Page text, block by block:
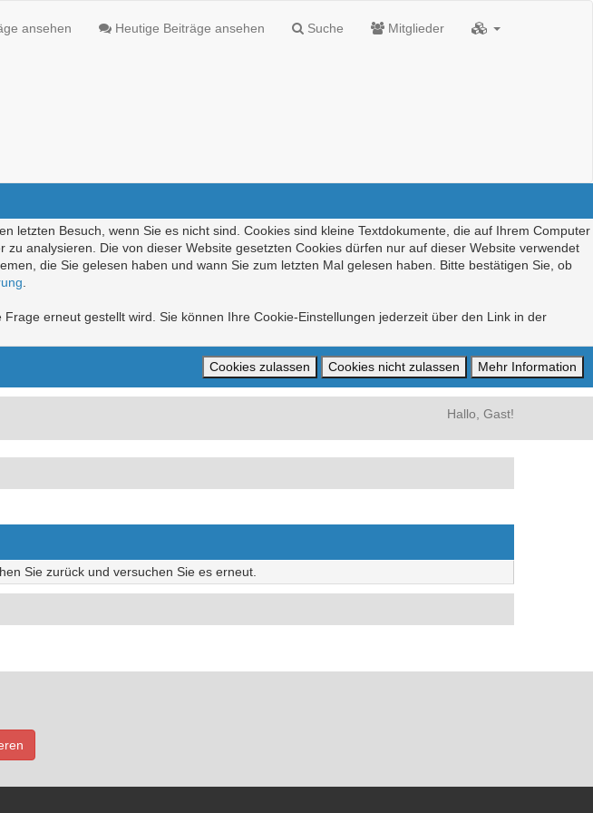
ansehen Heutige Beiträge ansehen Suche Mitglieder
Besuch, wenn Sie es nicht sind. Cookies sind kleine Textdokumente, die auf Ihrem Computer
analysieren. Die von dieser Website gesetzten Cookies dürfen nur auf dieser Website verwendet
die Sie gelesen haben und wann Sie zum letzten Mal gelesen haben. Bitte bestätigen Sie, ob
erneut gestellt wird. Sie können Ihre Cookie-Einstellungen jederzeit über den Link in der
Hallo, Gast!
Sie zurück und versuchen Sie es erneut.